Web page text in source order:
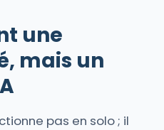
une
mais un
pas en solo ; il